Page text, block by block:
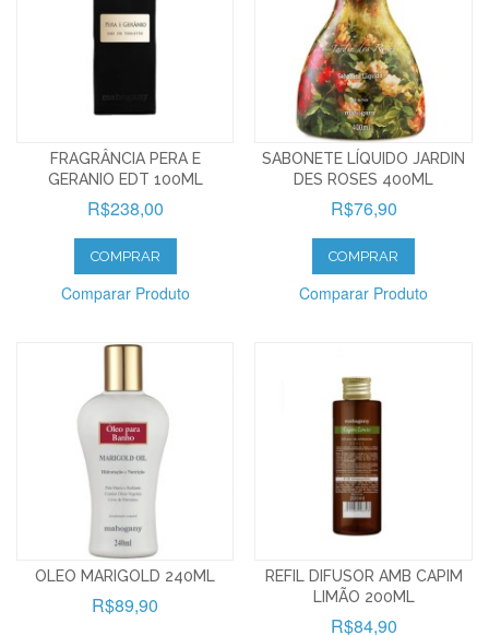
FRAGRÂNCIA PERA E
GERANIO EDT 100ML
R$238,00
COMPRAR
Comparar Produto
SABONETE LÍQUIDO JARDIN
DES ROSES 400ML
R$76,90
COMPRAR
Comparar Produto
OLEO MARIGOLD 240ML
R$89,90
REFIL DIFUSOR AMB CAPIM
LIMÃO 200ML
R$84,90